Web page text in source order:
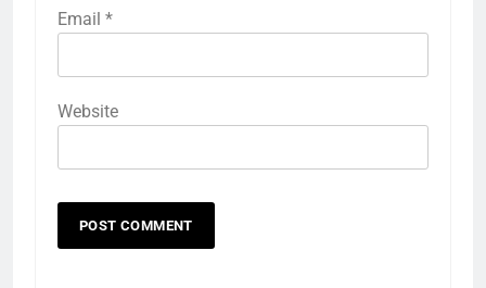
Email *
Website